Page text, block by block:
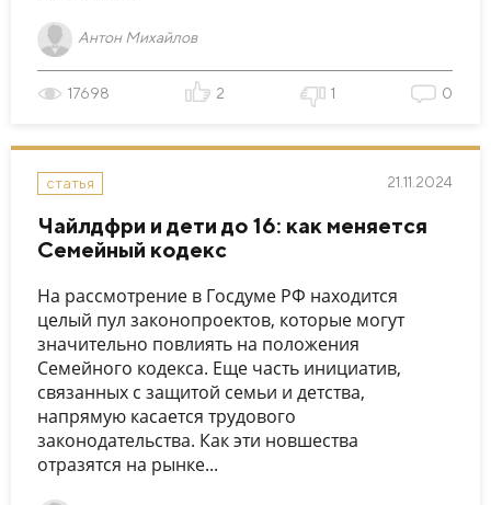
Антон Михайлов
17698 2 1 0
статья 21.11.2024
Чайлдфри и дети до 16: как меняется
Семейный кодекс
На рассмотрение в Госдуме РФ находится
целый пул законопроектов, которые могут
значительно повлиять на положения
Семейного кодекса. Еще часть инициатив,
связанных с защитой семьи и детства,
напрямую касается трудового
законодательства. Как эти новшества
отразятся на рынке...